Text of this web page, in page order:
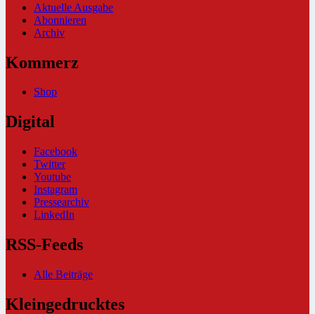
Aktuelle Ausgabe
Abonnieren
Archiv
Kommerz
Shop
Digital
Facebook
Twitter
Youtube
Instagram
Pressearchiv
LinkedIn
RSS-Feeds
Alle Beiträge
Kleingedrucktes